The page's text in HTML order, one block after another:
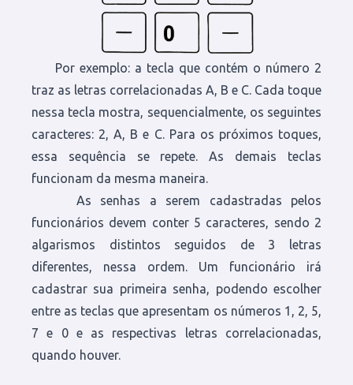
Por exemplo: a tecla que contém o número 2
traz as letras correlacionadas A, B e C. Cada toque
nessa tecla mostra, sequencialmente, os seguintes
caracteres: 2, A, B e C. Para os próximos toques,
essa sequência se repete. As demais teclas
funcionam da mesma maneira.
As senhas a serem cadastradas pelos
funcionários devem conter 5 caracteres, sendo 2
algarismos distintos seguidos de 3 letras
diferentes, nessa ordem. Um funcionário irá
cadastrar sua primeira senha, podendo escolher
entre as teclas que apresentam os números 1, 2, 5,
7 e 0 e as respectivas letras correlacionadas,
quando houver.